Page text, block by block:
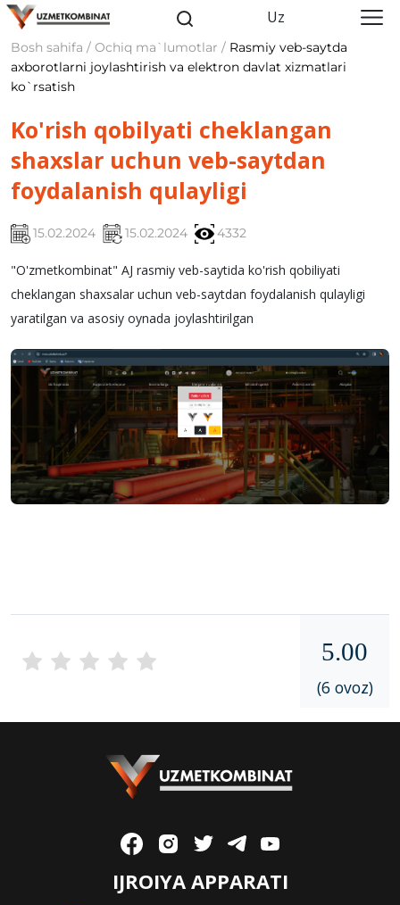
Uz
Bosh sahifa / Ochiq ma`lumotlar / Rasmiy veb-saytda
axborotlarni joylashtirish va elektron davlat xizmatlari
ko`rsatish
Ko'rish qobilyati cheklangan
shaxslar uchun veb-saytdan
foydalanish qulayligi
15.02.2024 15.02.2024 4332
"O'zmetkombinat" AJ rasmiy veb-saytida ko'rish qobiliyati
cheklangan shaxsalar uchun veb-saytdan foydalanish qulayligi
yaratilgan va asosiy oynada joylashtirilgan
5.00
(6 ovoz)
IJROIYA APPARATI